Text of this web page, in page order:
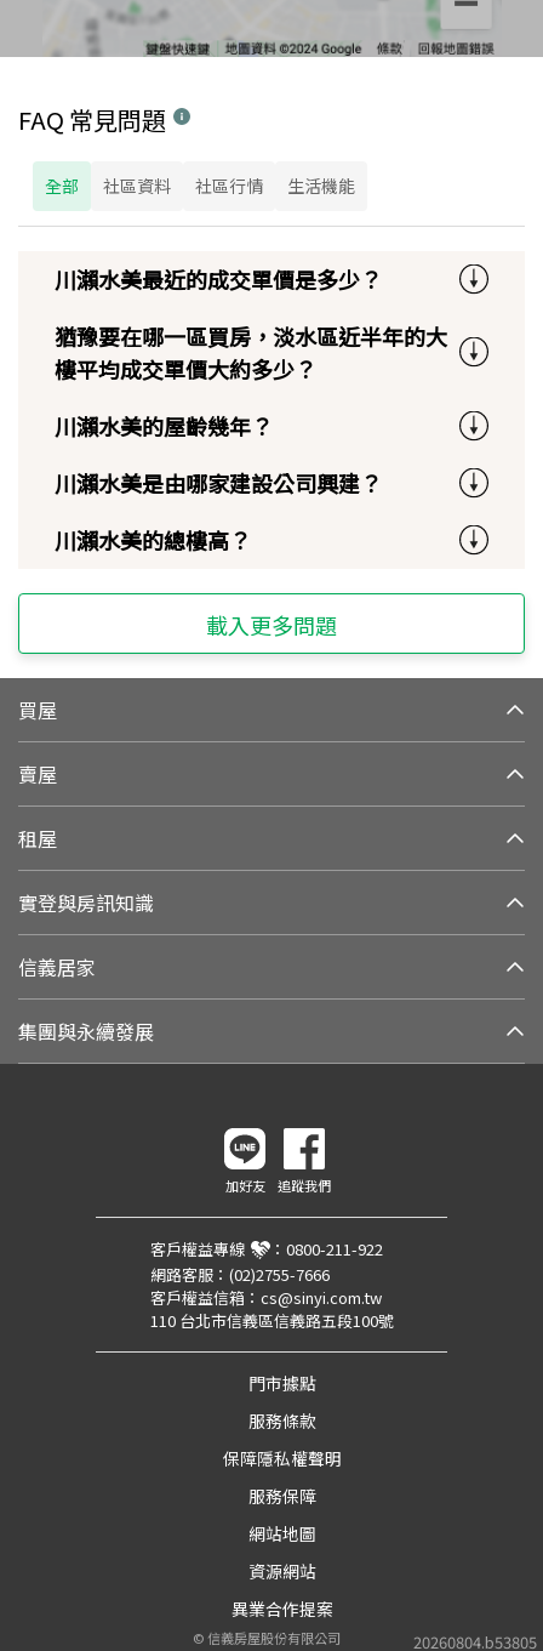
FAQ 常見問題
全部 社區資料 社區行情 生活機能
川瀨水美最近的成交單價是多少？
猶豫要在哪一區買房，淡水區近半年的大
樓平均成交單價大約多少？
川瀨水美的屋齡幾年？
川瀨水美是由哪家建設公司興建？
川瀨水美的總樓高？
載入更多問題
買屋
賣屋
租屋
實登與房訊知識
信義居家
集團與永續發展
20260804.b53805
加好友 追蹤我們
客戶權益專線 ： 0800-211-922
網路客服： (02)2755-7666
客戶權益信箱： cs@sinyi.com.tw
110 台北市信義區信義路五段100號
門市據點
服務條款
保障隱私權聲明
服務保障
網站地圖
資源網站
異業合作提案
©信義房屋股份有限公司